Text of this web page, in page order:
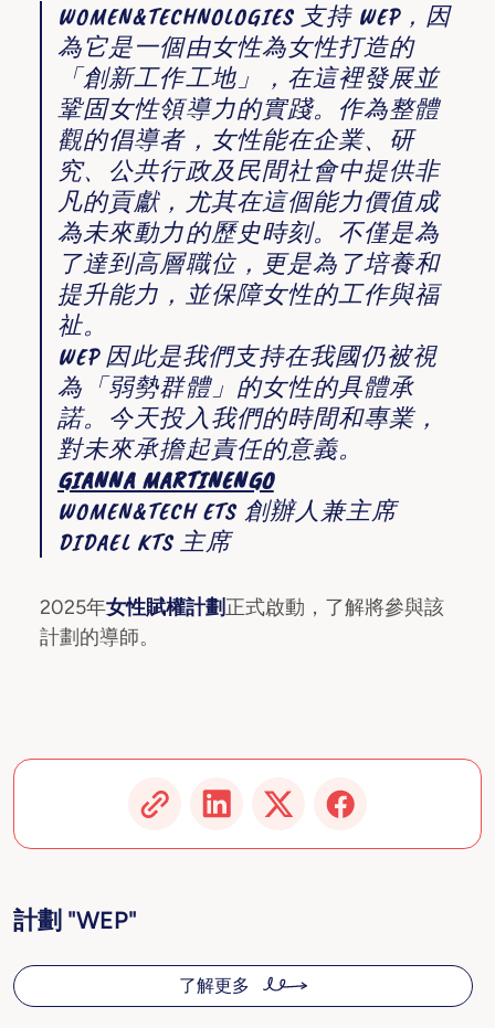
WOMEN&TECHNOLOGIES 支持 WEP，因
為它是一個由女性為女性打造的
「創新工作工地」，在這裡發展並
鞏固女性領導力的實踐。作為整體
觀的倡導者，女性能在企業、研
究、公共行政及民間社會中提供非
凡的貢獻，尤其在這個能力價值成
為未來動力的歷史時刻。不僅是為
了達到高層職位，更是為了培養和
提升能力，並保障女性的工作與福
祉。
WEP 因此是我們支持在我國仍被視
為「弱勢群體」的女性的具體承
諾。今天投入我們的時間和專業，
對未來承擔起責任的意義。
GIANNA MARTINENGO
WOMEN&TECH ETS 創辦人兼主席
DIDAEL KTS 主席
2025年女性賦權計劃正式啟動，了解將參與該
計劃的導師。
計劃 "WEP"
了解更多